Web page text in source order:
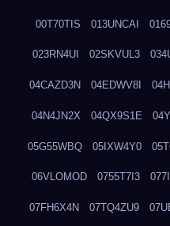
00T70TIS 013UNCAI
023RN4UI 02SKVUL3
04CAZD3N 04EDWV8I
04N4JN2X 04QX9S1E
05G55WBQ 05IXW4Y0
06VLOMOD 0755T7I3
07FH6X4N 07TQ4ZU9